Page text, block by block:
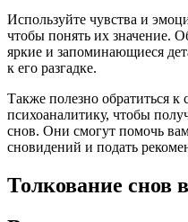
Используйте чувства и
чтобы понять их значение.
яркие и запоминающиеся
к его разгадке.
Также полезно обратиться к
психоаналитику, чтобы
снов. Они смогут помочь
сновидений и подать
Толкование снов